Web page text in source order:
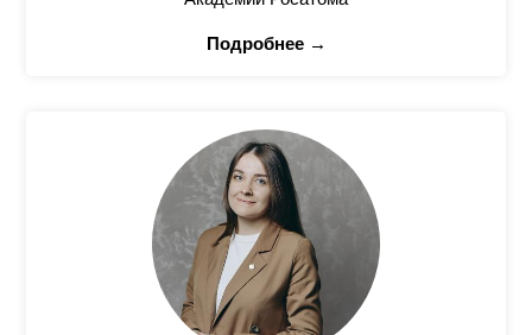
Подробнее →